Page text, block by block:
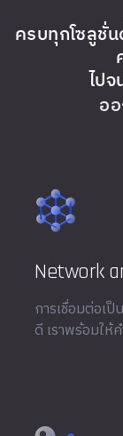
ครบทุกโซลูชั่
ไป
อ
Network
การเชื่อมต่อเ
ดี เราพร้อมใ